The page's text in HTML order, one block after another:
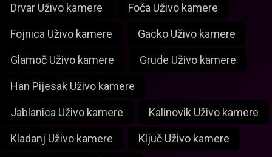
Drvar Uživo kamere Foča Uživo kamere
Fojnica Uživo kamere Gacko Uživo kamere
Glamoč Uživo kamere Grude Uživo kamere
Han Pijesak Uživo kamere
Jablanica Uživo kamere Kalinovik Uživo kamere
Kladanj Uživo kamere Ključ Uživo kamere